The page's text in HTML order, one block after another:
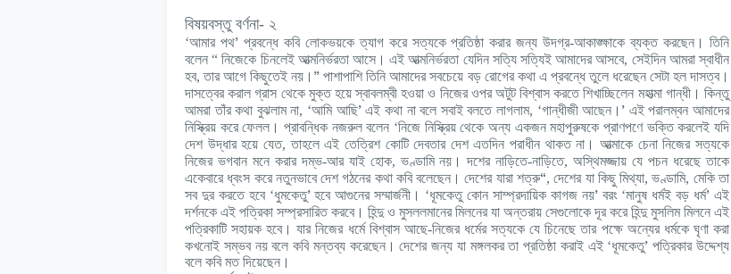
বিষয়বস্তু বর্ণনা- ২
‘আমার পথ’প্রবন্ধে কবি লোকভয়কে ত্যাগ করে সত্যকে প্রতিষ্ঠা করার জন্য উদগ্র-আকাঙ্ক্ষাকে ব্যক্ত করছেন। তিনি
বলেন “ নিজেকে চিনলেই আত্মনির্ভরতা আসে। এই আত্মনির্ভরতা যেদিন সত্যি সত্যিই আমাদের আসবে, সেইদিন আমরা স্বাধীন
হব, তার আগে কিছুতেই নয়। ” পাশাপাশি তিনি আমাদের সবচেয়ে বড় রোগের কথা এ প্রবন্ধে তুলে ধরেছেন সেটা হল দাসত্ব।
দাসত্বের করাল গ্রাস থেকে মুক্ত হয়ে স্বাবলম্বী হওয়া ও নিজের ওপর অটুট বিশ্বাস করতে শিখাচ্ছিলেন মহাত্মা গান্ধী। কিন্তু
আমরা তাঁর কথা বুঝলাম না, ‘আমি আছি’এই কথা না বলে সবাই বলতে লাগলাম, ‘গান্ধীজী আছেন। ’ এই পরালম্বন আমাদের
নিস্ক্রিয় করে ফেলল। প্রাবন্ধিক নজরুল বলেন ‘নিজে নিস্ক্রিয় থেকে অন্য একজন মহাপুরুষকে প্রাণপণে ভক্তি করলেই যদি
দেশ উদ্ধার হয়ে যেত, তাহলে এই তেত্রিশ কোটি দেবতার দেশ এতদিন পরাধীন থাকত না। আত্মাকে চেনা নিজের সত্যকে
নিজের ভগবান মনে করার দম্ভ-আর যাই হোক, ভণ্ডামি নয়। দশের নাড়িতে-নাড়িতে, অস্থিমজ্জায় যে পচন ধরেছে তাকে
একেবারে ধ্বংস করে নতুনভাবে দেশ গঠনের কথা কবি বলেছেন। দেশের যারা শত্রু“, দেশের যা কিছু মিথ্যা, ভণ্ডামি, মেকি তা
সব দুর করতে হবে ‘ধুমকেতু’হবে আগুনের সম্মার্জনী। ‘ধূমকেতু কোন সাম্প্রদায়িক কাগজ নয়’বরং ‘মানুষ ধর্মই বড় ধর্ম’ এই
দর্শনকে এই পত্রিকা সম্প্রসারিত করবে। হিন্দু ও মুসললমানের মিলনের যা অন্তরায় সেগুলোকে দূর করে হিন্দু মুসলিম মিলনে এই
পত্রিকাটি সহায়ক হবে। যার নিজের ধর্মে বিশ্বাস আছে-নিজের ধর্মের সত্যকে যে চিনেছে তার পক্ষে অন্যের ধর্মকে ঘৃণা করা
কখনোই সম্ভব নয় বলে কবি মন্তব্য করেছেন। দেশের জন্য যা মঙ্গলকর তা প্রতিষ্ঠা করাই এই ‘ধূমকেতু’ পত্রিকার উদ্দেশ্য
বলে কবি মত দিয়েছেন।